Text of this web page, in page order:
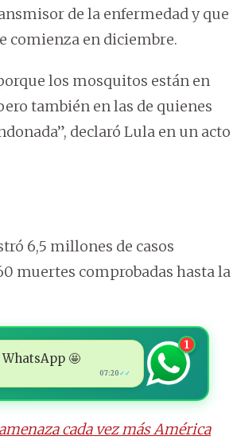
de la enfermedad y que
comienza en diciembre.
los mosquitos están en
también en las de quienes
declaró Lula en un acto
6,5 millones de casos
muertes comprobadas hasta la
🤩
07:20 ✓✓
1
cada vez más América